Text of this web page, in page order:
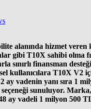
alanında hizmet veren
gibi T10X sahibi olma
sınırlı finansman
kullanıcılara T10X V2
ay vadenin yanı sıra 1
sunuluyor.
ay vadeli 1 milyon 500